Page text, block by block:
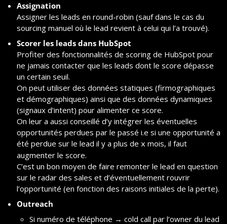
Assignation
Assigner les leads en round-robin (sauf dans le cas du
sourcing manuel où le lead revient à celui qui l’a trouvé).
Scorer les leads dans HubSpot
Profiter des fonctionnalités de scoring de HubSpot pour
ne jamais contacter que les leads dont le score dépasse
un certain seuil.
On peut utiliser des données statiques (firmographiques
et démographiques) ainsi que des données dynamiques
(signaux d’intent) pour alimenter ce score.
On leur a aussi conseillé d’y intégrer les éventuelles
opportunités perdues par le passé i.e si une opportunité a
été perdue sur le lead il y a plus de x mois, il faut
augmenter le score.
C’est un bon moyen de faire remonter le lead en question
sur le radar des sales et d’éventuellement rouvrir
l’opportunité (en fonction des raisons initiales de la perte).
Outreach
Si numéro de téléphone → cold call par l’owner du lead